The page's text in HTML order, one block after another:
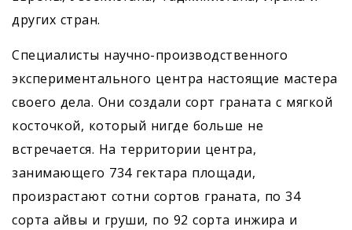
других стран.
Специалисты научно-производственного
экспериментального центра настоящие мастера
своего дела. Они создали сорт граната с мягкой
косточкой, который нигде больше не
встречается. На территории центра,
занимающего 734 гектара площади,
произрастают сотни сортов граната, по 34
сорта айвы и груши, по 92 сорта инжира и